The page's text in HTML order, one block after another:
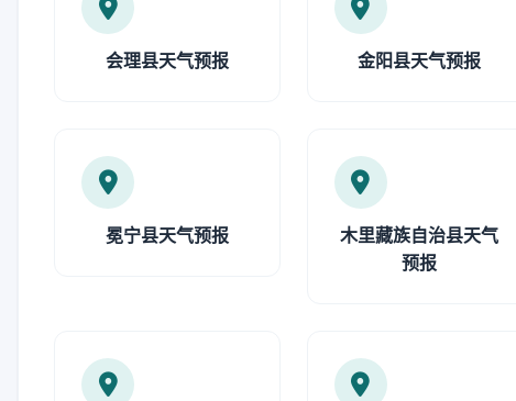
会理县天气预报 金阳县天气预报
冕宁县天气预报
木里藏族自治县天气
预报